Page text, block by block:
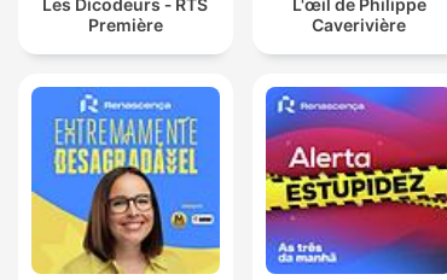
Les Dicodeurs ‐ RTS
Première
L'œil de Philippe
Caverivière